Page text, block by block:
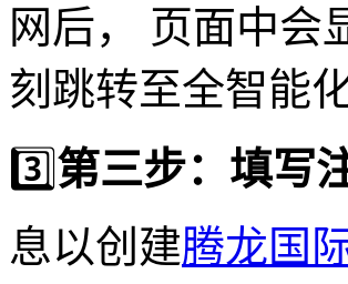
网后， 页面中会
刻跳转至全智能
3️⃣第三步：填写
息以创建腾龙国